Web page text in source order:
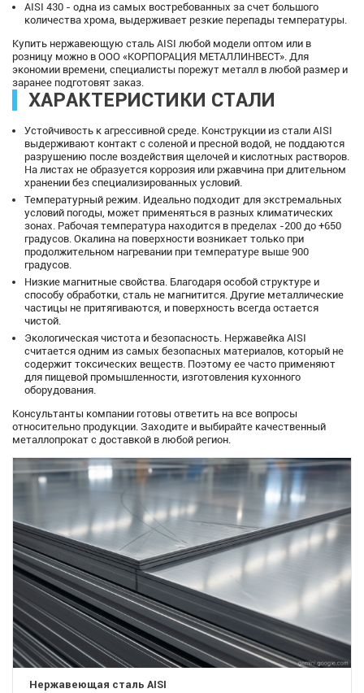
AISI 430 - одна из самых востребованных за счет большого
количества хрома, выдерживает резкие перепады температуры.
Купить нержавеющую сталь AISI любой модели оптом или в
розницу можно в ООО «КОРПОРАЦИЯ МЕТАЛЛИНВЕСТ». Для
экономии времени, специалисты порежут металл в любой размер и
заранее подготовят заказ.
ХАРАКТЕРИСТИКИ СТАЛИ
Устойчивость к агрессивной среде. Конструкции из стали AISI
выдерживают контакт с соленой и пресной водой, не поддаются
разрушению после воздействия щелочей и кислотных растворов.
На листах не образуется коррозия или ржавчина при длительном
хранении без специализированных условий.
Температурный режим. Идеально подходит для экстремальных
условий погоды, может применяться в разных климатических
зонах. Рабочая температура находится в пределах -200 до +650
градусов. Окалина на поверхности возникает только при
продолжительном нагревании при температуре выше 900
градусов.
Низкие магнитные свойства. Благодаря особой структуре и
способу обработки, сталь не магнитится. Другие металлические
частицы не притягиваются, и поверхность всегда остается
чистой.
Экологическая чистота и безопасность. Нержавейка AISI
считается одним из самых безопасных материалов, который не
содержит токсических веществ. Поэтому ее часто применяют
для пищевой промышленности, изготовления кухонного
оборудования.
Консультанты компании готовы ответить на все вопросы
относительно продукции. Заходите и выбирайте качественный
металлопрокат с доставкой в любой регион.
Нержавеющая сталь AISI